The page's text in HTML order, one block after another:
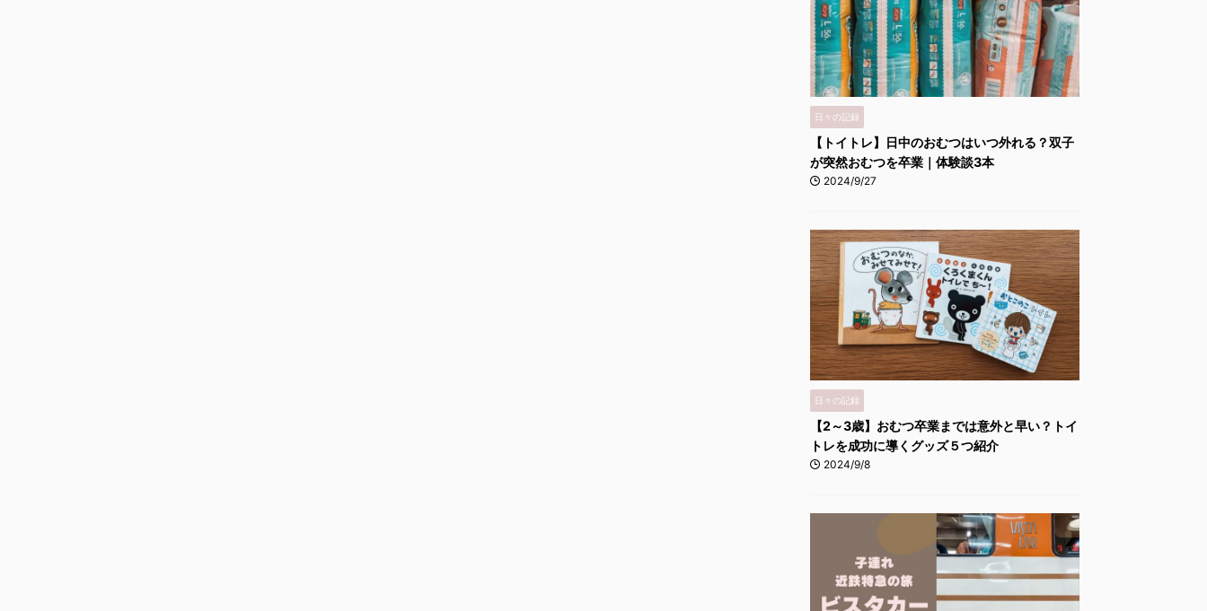
日々の記録
【トイトレ】日中のおむつはいつ外れる？双子
が突然おむつを卒業｜体験談3本
2024/9/27
日々の記録
【2～3歳】おむつ卒業までは意外と早い？トイ
トレを成功に導くグッズ５つ紹介
2024/9/8